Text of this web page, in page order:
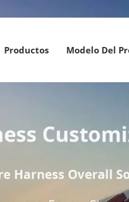
Productos Modelo Del